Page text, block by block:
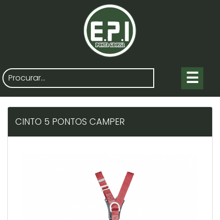
☰
CINTO 5 PONTOS CAMPER